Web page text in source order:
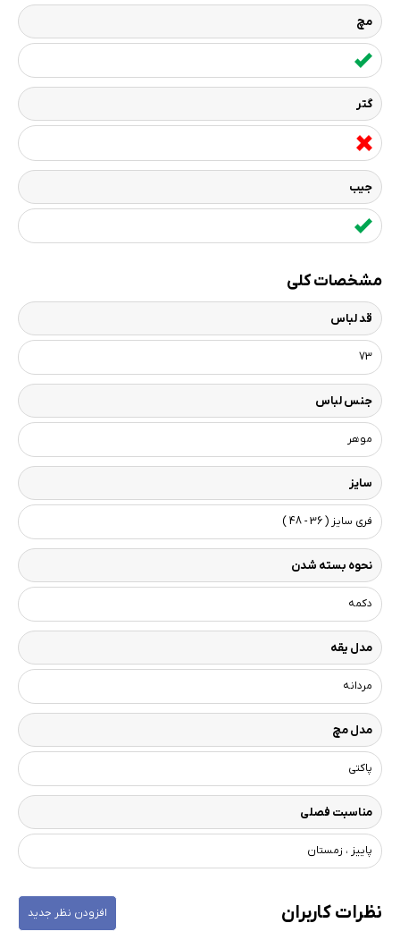
مچ
گتر
جیب
مشخصات کلی
قد لباس
73
جنس لباس
موهر
سایز
فری سایز ( 36 - 48 )
نحوه بسته شدن
دکمه
مدل یقه
مردانه
مدل مچ
پاکتی
مناسبت فصلی
پاییز ، زمستان
نظرات کاربران افزودن نظر جدید